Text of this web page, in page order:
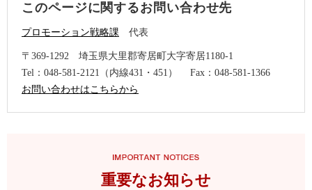
このページに関するお問い合わせ先
プロモーション戦略課 代表
〒369-1292
埼玉県大里郡寄居町大字寄居1180-1
Tel：048-581-2121（内線431・451）
Fax：048-581-1366
お問い合わせはこちらから
重要なお知らせ